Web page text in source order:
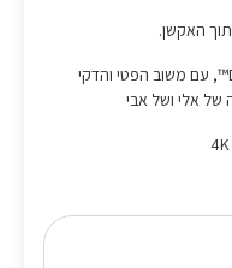
האקשן.
שילוב מלא של הבקר האלחוטי DualSense™, עם משוב הפטי והדקי
של אלי ושל אבי
4K